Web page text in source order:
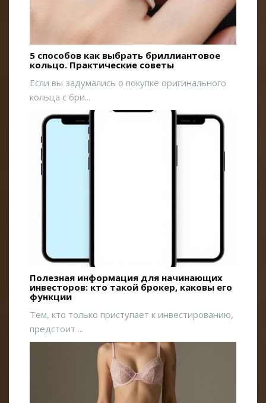
5 способов как выбрать бриллиантовое
кольцо. Практические советы
Если вы задумались о покупке оригинального
кольца с бри...
Полезная информация для начинающих
инвесторов: кто такой брокер, каковы его
функции
Тем, кто только приступает к инвестированию,
предстоит ...